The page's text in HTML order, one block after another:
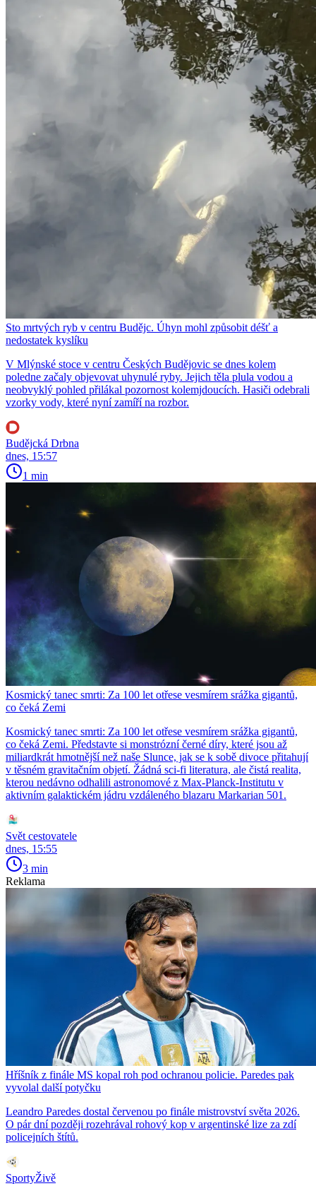
Sto mrtvých ryb v centru Budějc. Úhyn mohl způsobit déšť a
nedostatek kyslíku
V Mlýnské stoce v centru Českých Budějovic se dnes kolem
poledne začaly objevovat uhynulé ryby. Jejich těla plula vodou a
neobvyklý pohled přilákal pozornost kolemjdoucích. Hasiči odebrali
vzorky vody, které nyní zamíří na rozbor.
Budějcká Drbna
dnes, 15:57
1 min
Kosmický tanec smrti: Za 100 let otřese vesmírem srážka gigantů,
co čeká Zemi
Kosmický tanec smrti: Za 100 let otřese vesmírem srážka gigantů,
co čeká Zemi. Představte si monstrózní černé díry, které jsou až
miliardkrát hmotnější než naše Slunce, jak se k sobě divoce přitahují
v těsném gravitačním objetí. Žádná sci-fi literatura, ale čistá realita,
kterou nedávno odhalili astronomové z Max-Planck-Institutu v
aktivním galaktickém jádru vzdáleného blazaru Markarian 501.
Svět cestovatele
dnes, 15:55
3 min
Reklama
Hříšník z finále MS kopal roh pod ochranou policie. Paredes pak
vyvolal další potyčku
Leandro Paredes dostal červenou po finále mistrovství světa 2026.
O pár dní později rozehrával rohový kop v argentinské lize za zdí
policejních štítů.
SportyŽivě